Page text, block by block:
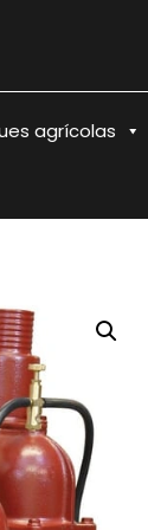
agrícolas